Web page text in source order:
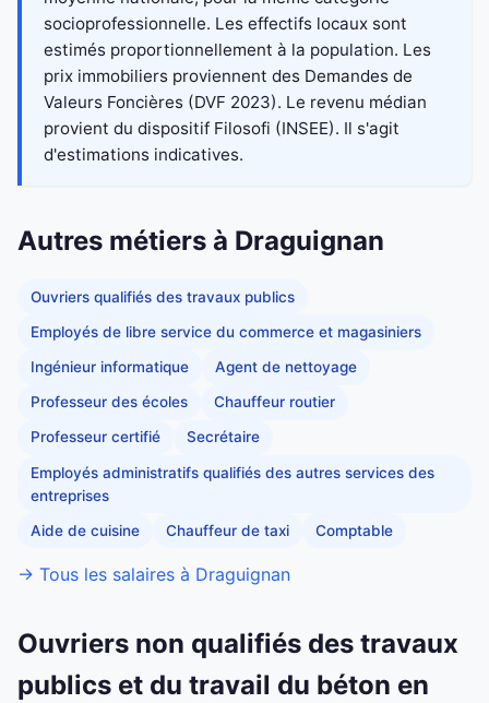
socioprofessionnelle. Les effectifs locaux sont
estimés proportionnellement à la population. Les
prix immobiliers proviennent des Demandes de
Valeurs Foncières (DVF 2023). Le revenu médian
provient du dispositif Filosofi (INSEE). Il s'agit
d'estimations indicatives.
Autres métiers à Draguignan
Ouvriers qualifiés des travaux publics
Employés de libre service du commerce et magasiniers
Ingénieur informatique Agent de nettoyage
Professeur des écoles Chauffeur routier
Professeur certifié Secrétaire
Employés administratifs qualifiés des autres services des
entreprises
Aide de cuisine Chauffeur de taxi Comptable
→ Tous les salaires à Draguignan
Ouvriers non qualifiés des travaux
publics et du travail du béton en